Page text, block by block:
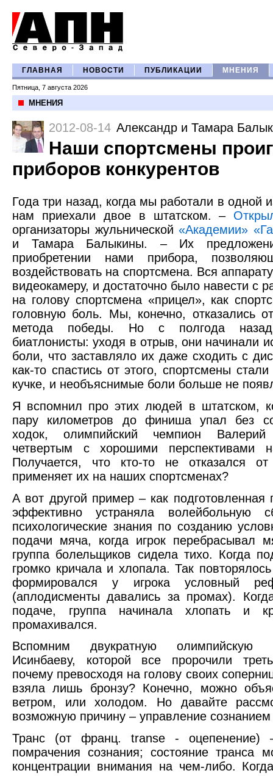
ГЛАВНАЯ НОВОСТИ ПУБЛИКАЦИИ МНЕНИЯ
Пятница, 7 августа 2026
МНЕНИЯ
2012-08-14 Александр и Тамара
Наши спортсмены
приборов конкурентов
Года три назад, когда мы работали в одной
нам приехали двое в штатском. –
организаторы жульнической «Академии»
и Тамара Балыкины. – Их
приобретении нами прибора,
воздействовать на спортсмена. Вся
видеокамеру, и достаточно было навести с
на голову спортсмена «прицел», как
головную боль. Мы, конечно, отказались
метода победы. Но с полгода
биатлонисты: уходя в отрыв, они начинали
боли, что заставляло их даже сходить с
как-то спастись от этого, спортсмены
кучке, и необъяснимые боли больше не
Я вспомнил про этих людей в штатском,
пару километров до финиша упал без
ходок, олимпийский чемпион
четвертым с хорошими перспективами
Получается, что кто-то не отказался
применяет их на наших спортсменах?
А вот другой пример – как подготовленная
эффективно устраняла волейбольную
психологические знания по созданию
подачи мяча, когда игрок перебрасывал
группа болельщиков сидела тихо. Когда
громко кричала и хлопала. Так
формировался у игрока условный
(аплодисменты давались за промах).
подаче, группа начинала хлопать и
промахивался.
Вспомним двукратную олимпийскую
Исинбаеву, которой все пророчили
почему превосходя на голову своих
взяла лишь бронзу? Конечно, можно
ветром, или холодом. Но давайте
возможную причину – управление сознанием
Транс (от франц. transe - оцепенение)
помрачения сознания; состояние транса
концентрации внимания на чем-либо.